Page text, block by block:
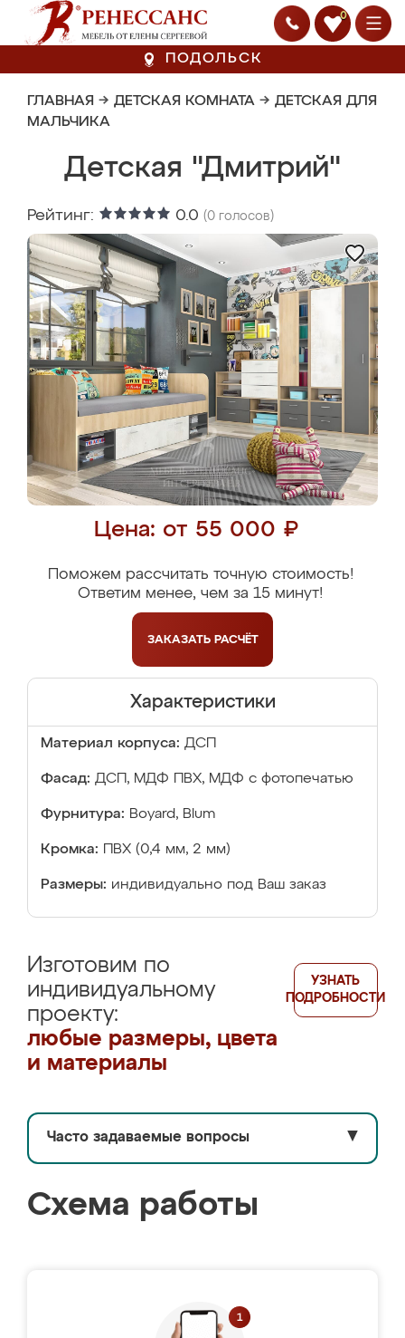
0
ПОДОЛЬСК
ГЛАВНАЯ → ДЕТСКАЯ КОМНАТА → ДЕТСКАЯ ДЛЯ
МАЛЬЧИКА
Детская "Дмитрий"
Рейтинг: 0.0 (0 голосов)
Цена: от 55 000 ₽
Поможем рассчитать точную стоимость!
Ответим менее, чем за 15 минут!
ЗАКАЗАТЬ РАСЧЁТ
Характеристики
Материал корпуса: ДСП
Фасад: ДСП, МДФ ПВХ, МДФ с фотопечатью
Фурнитура: Boyard, Blum
Кромка: ПВХ (0,4 мм, 2 мм)
Размеры: индивидуально под Ваш заказ
Изготовим по
индивидуальному
проекту:
любые размеры, цвета
и материалы
УЗНАТЬ
ПОДРОБНОСТИ
Часто задаваемые вопросы ▼
Схема работы